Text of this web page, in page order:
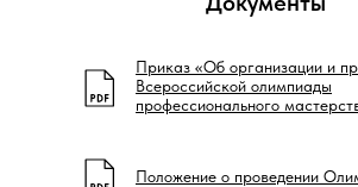
Приказ «Об организации и
Всероссийской олимпиады
профессионального
Положение о проведении